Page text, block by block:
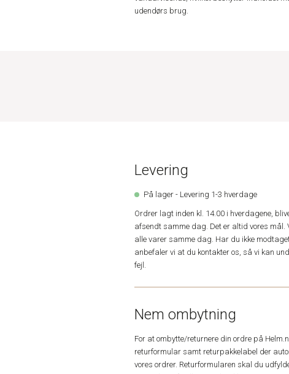
udendørs brug.
Levering
På lager - Levering 1-3 hverdage
Ordrer lagt inden kl. 14.00 i hverdagene,
afsendt samme dag. Det er altid vores mål.
alle varer samme dag. Har du ikke
anbefaler vi at du kontakter os, så vi kan
fejl.
Nem ombytning
For at ombytte/returnere din ordre på
returformular samt returpakkelabel der
vores ordrer. Returformularen skal du